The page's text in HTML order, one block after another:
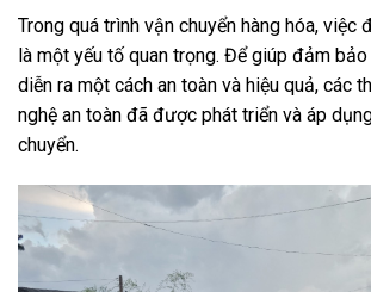
Trong quá trình vận chuyển hàng hóa, việc
là một yếu tố quan trọng. Để giúp đảm
diễn ra một cách an toàn và hiệu quả, các
nghệ an toàn đã được phát triển và áp
chuyển.